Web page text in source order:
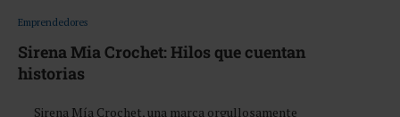
Emprendedores
Sirena Mia Crochet: Hilos que cuentan
historias
Sirena Mía Crochet, una marca orgullosamente